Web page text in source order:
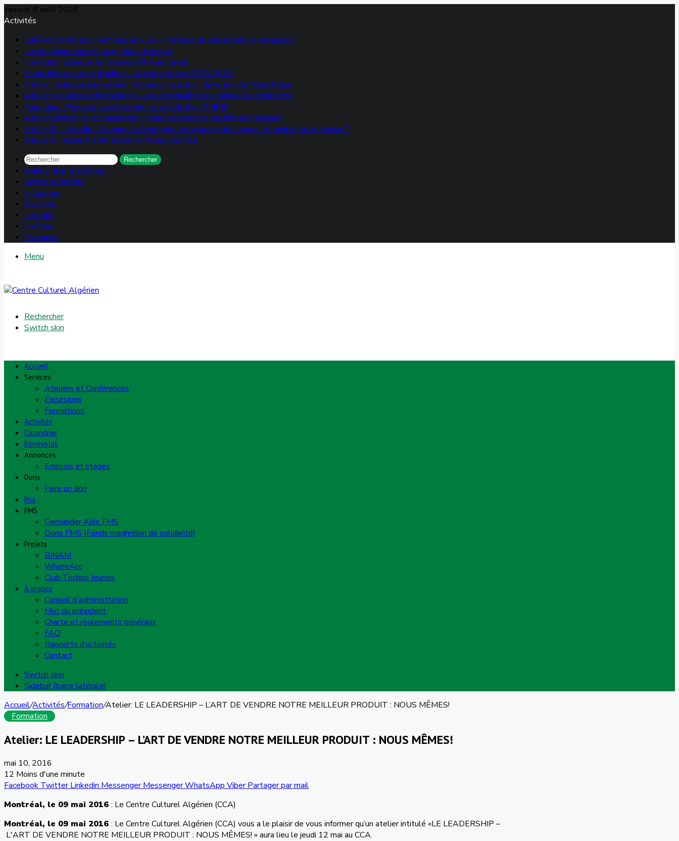
samedi, 8 août 2026
Activités
Café-rencontre pour Femmes au CCA – Pratique de conversations en anglais
Les fondamentaux de la gestion de projet
Formation virtuelle sur le savoir être au travail
Inscription aux cours d’arabes – Année scolaire 2023-2024
Atelier : Initiation à la création et personnalisation de votre site WordPress
Atelier: Violence et intimidation – Les reconnaître pour mieux les combattre
Formation : Préparation à l’examen de certification PMP®
Atelier BINAM: la communication : l’une des sources du différend familial?
Atelier 9 : LinkedIn – Comment développer votre image de marque et enrichir votre réseau ?
Atelier 6: Recherche de travail en temps de crise
Rechercher
Sidebar (barre latérale)
Article Aléatoire
Instagram
YouTube
Linkedin
Twitter
Facebook
Menu
Rechercher
Switch skin
Accueil
Services
Ateliers et Conférences
Excursions
Formations
Activités
Calendrier
Bénévolat
Annonces
Emplois et stages
Dons
Faire un don
Prix
FMS
Demander Aide FMS
Dons FMS (Fonds maghrébin de solidarité)
Projets
BINAM
WhereAcc
Club Techno Jeunes
À propos
Conseil d’administration
Mot du président
Charte et règlements généraux
FAQ
Rapports d’activités
Contact
Switch skin
Sidebar (barre latérale)
Accueil/Activités/Formation/Atelier: LE LEADERSHIP – L’ART DE VENDRE NOTRE MEILLEUR PRODUIT : NOUS MÊMES!
Formation
Atelier: LE LEADERSHIP – L’ART DE VENDRE NOTRE MEILLEUR PRODUIT : NOUS MÊMES!
mai 10, 2016
12 Moins d'une minute
Facebook Twitter Linkedin Messenger MessengerWhatsApp Viber Partager par mail
Montréal, le 09 mai 2016 : Le Centre CulturelAlgérien (CCA)
Montréal, le 09 mai 2016 : Le Centre CulturelAlgérien (CCA) vous a le plaisirde vous informerqu’un atelierintitulé «LE LEADERSHIP –
L'ART DE VENDRE NOTRE MEILLEUR PRODUIT : NOUS MÊMES! » aura lieu le jeudi 12 mai au CCA.